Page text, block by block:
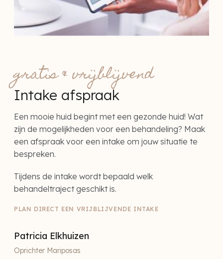
gratis & vrijblijvend
Intake afspraak
Een mooie huid begint met een gezonde huid! Wat
zijn de mogelijkheden voor een behandeling? Maak
een afspraak voor een intake om jouw situatie te
bespreken.
Tijdens de intake wordt bepaald welk
behandeltraject geschikt is.
PLAN DIRECT EEN VRIJBLIJVENDE INTAKE
Patricia Elkhuizen
Oprichter Mariposas